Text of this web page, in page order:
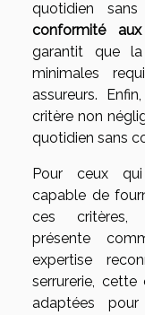
quotidien
conformité
garantit que la
minimales
assureurs.
critère non
quotidien sans
Pour ceux
capable de
ces critères,
présente
expertise
serrurerie,
adaptées